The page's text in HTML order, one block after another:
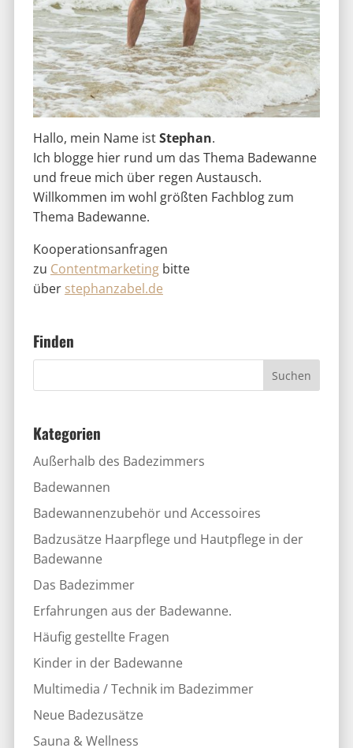
Hallo, mein Name istStephan.
Ich blogge hier rund um das Thema Badewanne
und freue mich über regen Austausch.
Willkommen im wohl größten Fachblog zum
Thema Badewanne.
Kooperationsanfragen
zu Contentmarketingbitte
über stephanzabel.de
Finden
Kategorien
Außerhalb des Badezimmers
Badewannen
Badewannenzubehör und Accessoires
Badzusätze Haarpflege und Hautpflege in der
Badewanne
Das Badezimmer
Erfahrungen aus der Badewanne.
Häufig gestellte Fragen
Kinder in der Badewanne
Multimedia / Technik im Badezimmer
Neue Badezusätze
Sauna & Wellness